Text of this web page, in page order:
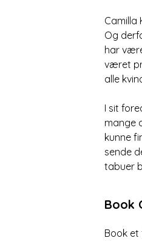
Camilla
Og
har
været
alle
I sit
mange
kunne
sende
tabuer
Book
Book et